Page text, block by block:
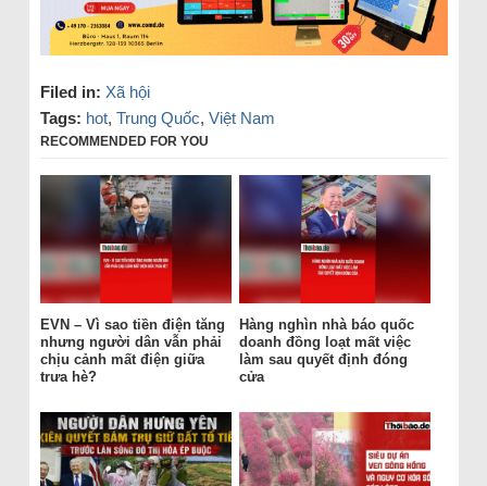
Filed in: Xã hội
Tags: hot, Trung Quốc, Việt Nam
RECOMMENDED FOR YOU
EVN – Vì sao tiền điện tăng
nhưng người dân vẫn phải
chịu cảnh mất điện giữa
trưa hè?
Hàng nghìn nhà báo quốc
doanh đồng loạt mất việc
làm sau quyết định đóng
cửa